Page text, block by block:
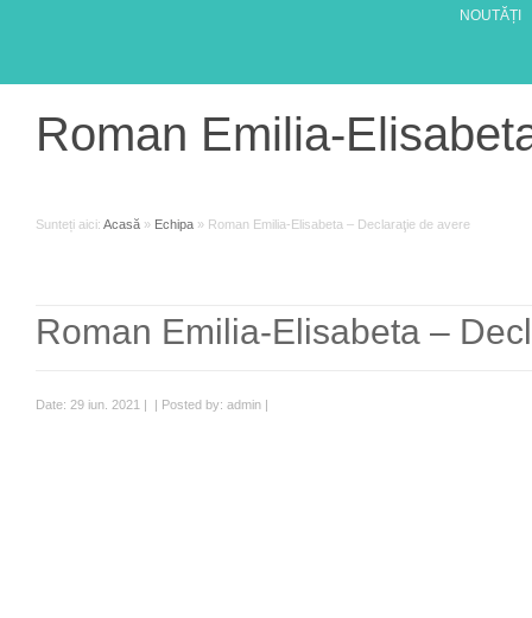
NOUTĂȚI
Roman Emilia-
Sunteți aici: Acasă » Echipa » Roman Emilia-Elisabeta – Declaraţie de avere
Roman Emilia-Elisabeta –
Date: 29 iun. 2021 | | Posted by: admin |